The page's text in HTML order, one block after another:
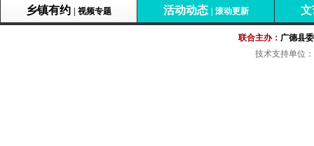
乡镇有约 | 视频专题 活动动态 | 滚动更新 文
联合主办： 广德县
技术支持单位